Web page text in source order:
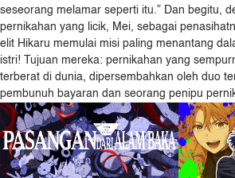
seseorang melamar seperti itu.” Dan begitu,
pernikahan yang licik, Mei, sebagai
elit Hikaru memulai misi paling menantang
istri! Tujuan mereka: pernikahan yang
terberat di dunia, dipersembahkan oleh duo
pembunuh bayaran dan seorang penipu